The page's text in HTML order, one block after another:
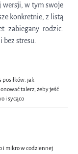
wersji, w tym swoje
konkretnie, z listą
zabiegany rodzic.
bez stresu.
posiłków: jak
talerz, żeby jeść
i sycąco
i mikro w codziennej